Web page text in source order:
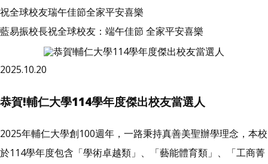
祝全球校友瑞午佳節全家平安喜樂
藍易振校長祝全球校友：端午佳節 全家平安喜樂
2025.10.20
恭賀!輔仁大學114學年度傑出校友當選人
2025年輔仁大學創100週年，一路秉持真善美聖辦學理念，本校
於114學年度包含「學術卓越類」、「藝能體育類」、「工商菁